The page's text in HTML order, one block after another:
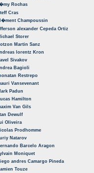
Rochas
Cras
Champoussin
alexander Cepeda Ortiz
Storer
Martin Sanz
lorentz Kron
Sivakov
Bagioli
Restrepo
Vansevenant
Padun
Hamilton
Van Gils
Dewulf
Oliveira
Prodhomme
Natarov
Barcelo Aragon
Moniquet
andres Camargo Pineda
Touze